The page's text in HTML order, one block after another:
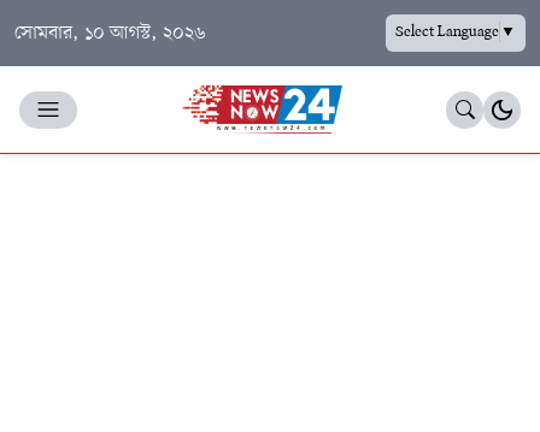
সোমবার, ১০ আগস্ট, ২০২৬ Select Language▼